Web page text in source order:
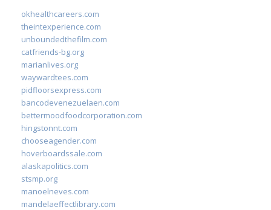
okhealthcareers.com
theintexperience.com
unboundedthefilm.com
catfriends-bg.org
marianlives.org
waywardtees.com
pidfloorsexpress.com
bancodevenezuelaen.com
bettermoodfoodcorporation.com
hingstonnt.com
chooseagender.com
hoverboardssale.com
alaskapolitics.com
stsmp.org
manoelneves.com
mandelaeffectlibrary.com